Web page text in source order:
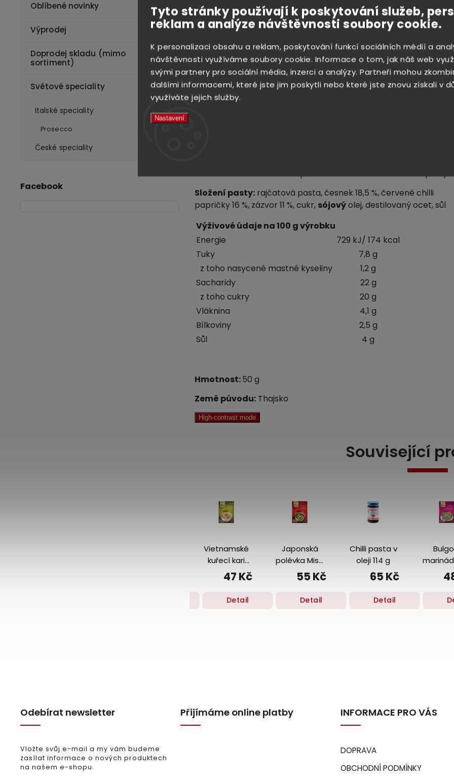
Tyto stránky používají k poskytování služeb,
reklam a analýze návštěvnosti soubory cookie.
K personalizaci obsahu a reklam, poskytování funkcí sociálních médií a
návštěvnosti využíváme soubory cookie. Informace o tom, jak náš web
svými partnery pro sociální média, inzerci a analýzy. Partneři mohou
dalšími informacemi, které jste jim poskytli nebo které jste znovu získali v
využíváte jejich služby.
Nastavení
Oblíbené novinky
Výprodej
Doprodej skladu (mimo
sortiment)
Světové speciality
Italské speciality
Prosecco
České speciality
Facebook
dokonalý asijský zážitek.
Sečuánská stir-fry pasta s chilli, zázvorem a česnekem je ideální volbou
pro ty, kdo mají rádi pálivější jídla plná chuti a hledají rychlý způsob, jak si
doma připravit autentickou asijskou kuchyni.
Příprava:
1 balení pasty, 350 g loupaných krevet, 2 lžičky kukuřičného
škrobu nebo kukuřičné mouky, 2 - 3 lžíce rostlinného oleje, jarní
Složení pasty: rajčatová pasta, česnek 18,5 %, červené chilli
papričky 16 %, zázvor 11 %, cukr, sójovýolej, destilovaný ocet, sůl
Výživové údaje na 100 g výrobku
Energie
729 kJ/ 174 kcal
Tuky
7,8 g
z toho nasycené mastné kyseliny
1,2 g
Sacharidy
22 g
z toho cukry
20 g
Vláknina
4,1 g
Bílkoviny
2,5 g
Sůl
4 g
Hmotnost:50 g
Země původu: Thajsko
High-contrast mode
Související
Vietnamské
kuřecí kari
pasta 50 g
47 Kč
Detail
Japonská
polévka Miso
pasta 50 g
55 Kč
Detail
Chilli pasta v
oleji 114 g
65 Kč
Detail
g
Odebírat newsletter
Vložte svůj e-mail a my vám budeme
zasílat informace o nových produktech
na našem e-shopu.
Přijímáme online platby INFORMACE PRO VÁS
DOPRAVA
OBCHODNÍ PODMÍNKY